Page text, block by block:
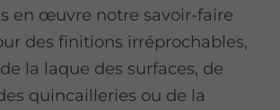
en œuvre notre savoir-faire
des finitions irréprochables,
la laque des surfaces, de
quincailleries ou de la